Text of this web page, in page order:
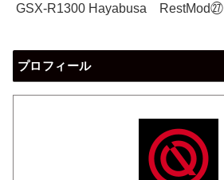
GSX-R1300 Hayabusa RestMod㉗
プロフィール